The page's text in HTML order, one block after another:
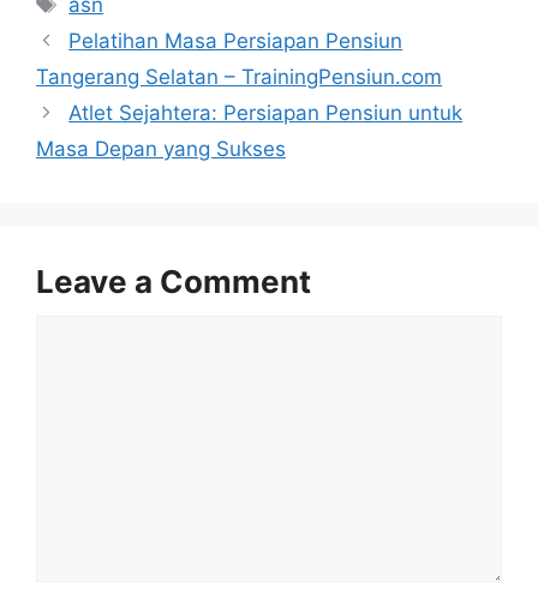
Pelatihan Masa Persiapan Pensiun
Tangerang Selatan – TrainingPensiun.com
Atlet Sejahtera: Persiapan Pensiun untuk
Masa Depan yang Sukses
Leave a Comment